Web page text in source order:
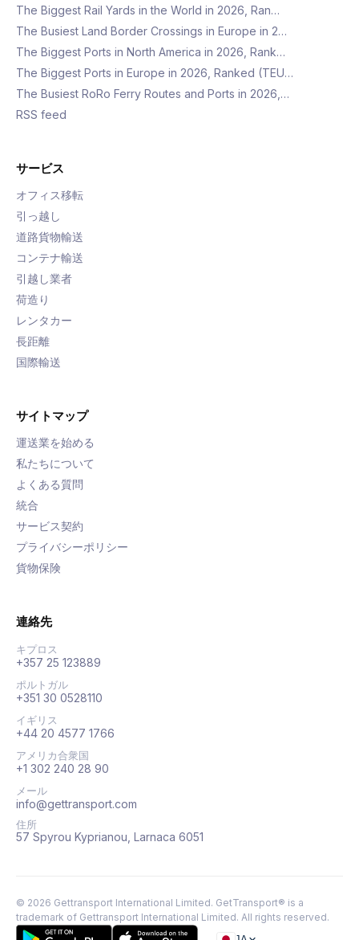
The Biggest Rail Yards in the World in 2026, Ran…
The Busiest Land Border Crossings in Europe in 2…
The Biggest Ports in North America in 2026, Rank…
The Biggest Ports in Europe in 2026, Ranked (TEU…
The Busiest RoRo Ferry Routes and Ports in 2026,…
RSS feed
サービス
オフィス移転
引っ越し
道路貨物輸送
コンテナ輸送
引越し業者
荷造り
レンタカー
長距離
国際輸送
サイトマップ
運送業を始める
私たちについて
よくある質問
統合
サービス契約
プライバシーポリシー
貨物保険
連絡先
キプロス
+357 25 123889
ポルトガル
+351 30 0528110
イギリス
+44 20 4577 1766
アメリカ合衆国
+1 302 240 28 90
メール
info@gettransport.com
住所
57 Spyrou Kyprianou, Larnaca 6051
© 2026 Gettransport International Limited. GetTransport® is a
trademark of Gettransport International Limited. All rights reserved.